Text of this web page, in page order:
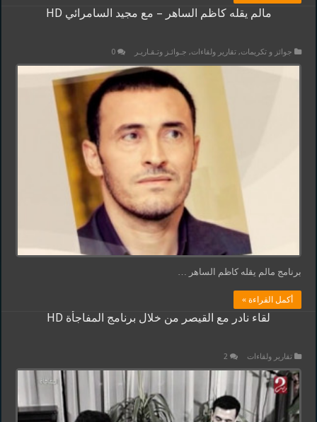
مالم يقله كاظم الساهر – مع مجيد السامرائي HD
جوائز و تكريمات,تقارير ولقاءات, جـوائـز وتـقـاريـر 0
برنامج مالم يقله كاظم الساهر …
أكمل القراءة »
لقاء نادر مع القيصر من خلال برنامج المفاجأة HD
تقارير ولقاءات 2